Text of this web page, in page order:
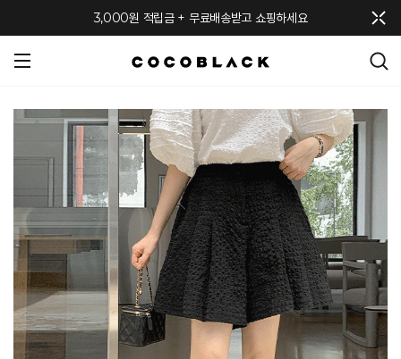
3,000원 적립금 + 무료배송받고 쇼핑하세요